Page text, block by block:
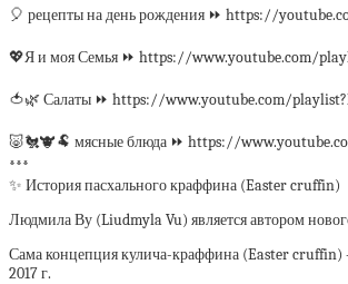
🎈 рецепты на день рождения ⏩ https://
💖Я и моя Семья ⏩ https://www.youtube.com/
🍅🌿 Салаты ⏩ https://www.youtube.com/
🐷🐔🐮🐏 мясные блюда ⏩ https://
***
✨ История пасхального краффина (Easter cruffin)
Людмила Ву (Liudmyla Vu) является автором
Сама концепция кулича-краффина (Easter
2017 г.